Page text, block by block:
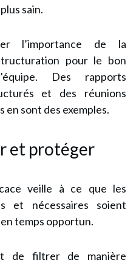
sain.
l’importance de la
pour le bon
Des rapports
et des réunions
en sont des exemples.
et protéger
veille à ce que les
et nécessaires soient
temps opportun.
de filtrer de manière